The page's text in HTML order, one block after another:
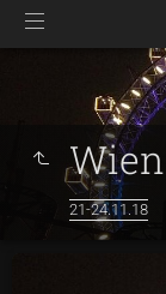
21-24.11.18